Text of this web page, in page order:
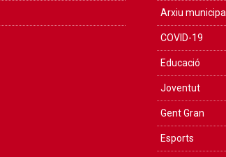
Arxiu municipal
COVID-19
Educació
Joventut
Gent Gran
Esports